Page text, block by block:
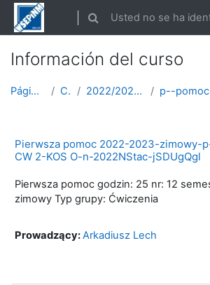
Salta al contenido principal
Selector de búsqueda de
Usted no se ha
Información del curso
Página Principal Cursos 2022/2023 semestr zimowy
Pierwsza pomoc 2022-2023-zimowy-
CW 2-KOS O-n-2022NStac-jSDUgQgl
Pierwsza pomoc godzin: 25 nr: 12
zimowy Typ grupy: Ćwiczenia
Prowadzący:Arkadiusz Lech